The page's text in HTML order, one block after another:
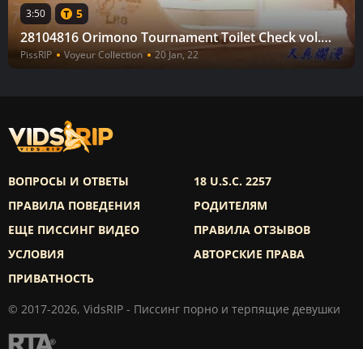
3:50 5
28104816 Orimono Tournament Toilet Check vol.28 hanging around while urinating
PissRIP Voyeur Collection 20 Jan, 22
ВОПРОСЫ И ОТВЕТЫ
ПРАВИЛА ПОВЕДЕНИЯ
ЕЩЕ ПИССИНГ ВИДЕО
УСЛОВИЯ
ПРИВАТНОСТЬ
18 U.S.C. 2257
РОДИТЕЛЯМ
ПРАВИЛА ОТЗЫВОВ
АВТОРСКИЕ ПРАВА
© 2017-2026, VidsRIP - Писсинг порно и терпящие девушки